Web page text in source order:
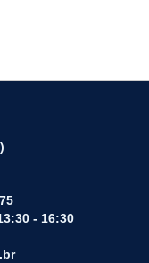
- 16:30